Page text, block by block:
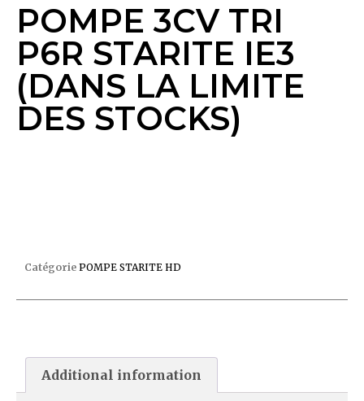
POMPE 3CV TRI
P6R STARITE IE3
(DANS LA LIMITE
DES STOCKS)
Catégorie POMPE STARITE HD
Additional information